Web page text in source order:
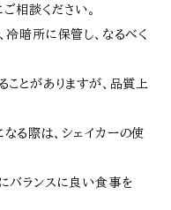
相談ください。
暗所に保管し、なるべく
とがありますが、品質上
る際は、シェイカーの使
バランスに良い食事を